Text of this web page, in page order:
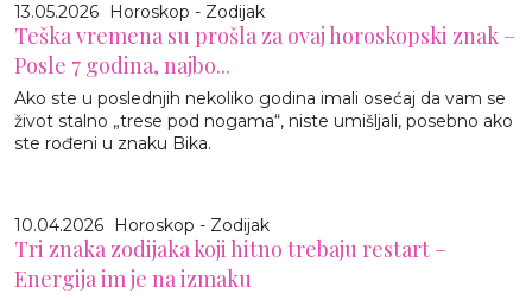
13.05.2026 Horoskop - Zodijak
Teška vremena su prošla za ovaj horoskopski znak –
Posle 7 godina, najbo...
Ako ste u poslednjih nekoliko godina imali osećaj da vam se
život stalno „trese pod nogama“, niste umišljali, posebno ako
ste rođeni u znaku Bika.
10.04.2026 Horoskop - Zodijak
Tri znaka zodijaka koji hitno trebaju restart –
Energija im je na izmaku